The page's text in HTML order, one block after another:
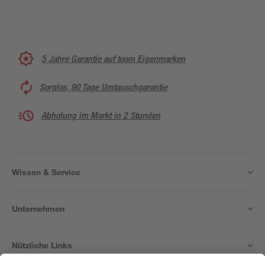
5 Jahre Garantie auf toom Eigenmarken
Sorglos, 90 Tage Umtauschgarantie
Abholung im Markt in 2 Stunden
Wissen & Service
Unternehmen
Nützliche Links